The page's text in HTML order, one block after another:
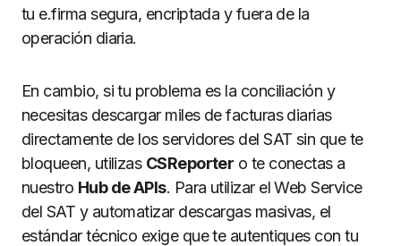
tu e.firma segura, encriptada y fuera de la
operación diaria.
En cambio, si tu problema es la conciliación y
necesitas descargar miles de facturas diarias
directamente de los servidores del SAT sin que te
bloqueen, utilizas CSReporter o te conectas a
nuestro Hub de APIs. Para utilizar el Web Service
del SAT y automatizar descargas masivas, el
estándar técnico exige que te autentiques con tu